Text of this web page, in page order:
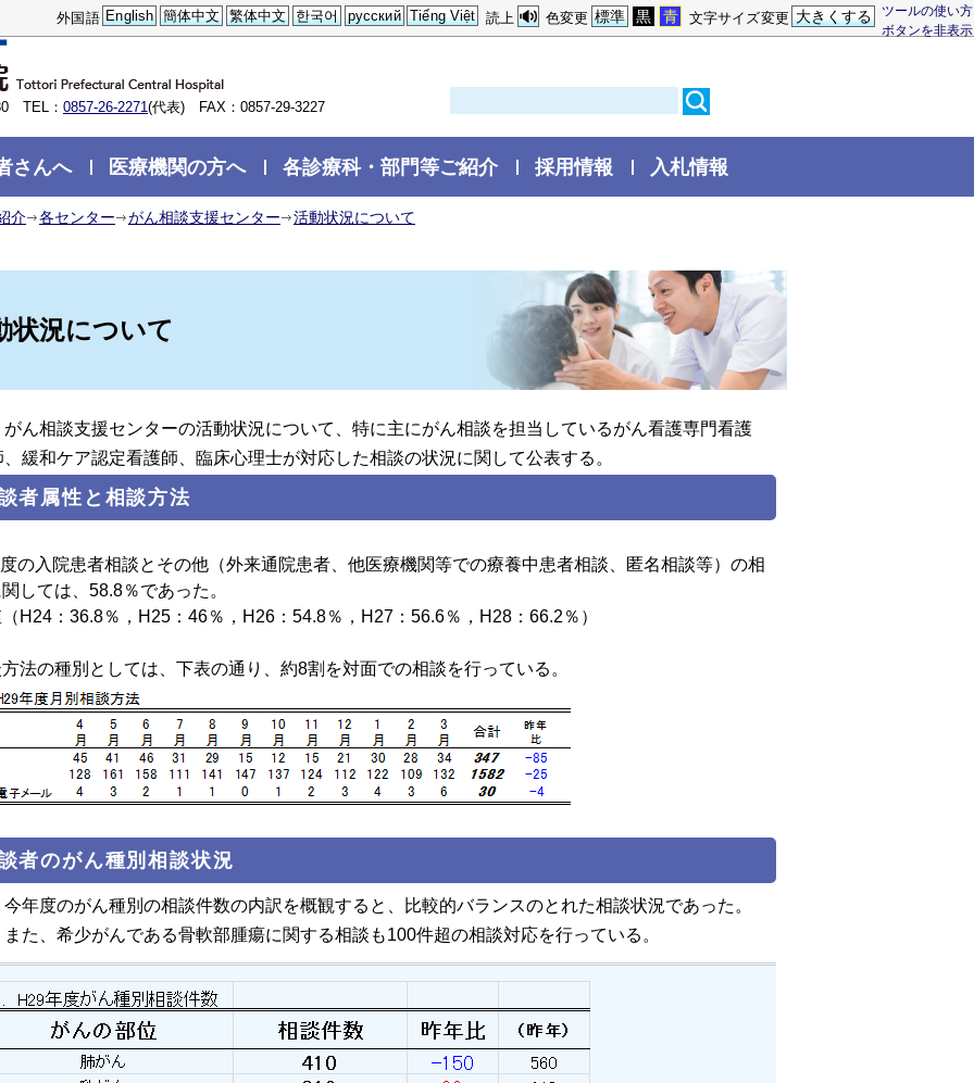
ツールの使い方
ボタンを非表示
文字サイズ変更 大きくする
色変更 標準 黒 青
読上
外国語 English 簡体中文 繁体中文 한국어 русский Tiếng Việt
TEL： 0857-26-2271 (代表) FAX：0857-29-3227
さんへ 医療機関の方へ 各診療科・部門等ご紹介 採用情報 入札情報
介 各センター がん相談支援センター 活動状況について
状況について
ん相談支援センターの活動状況について、特に主にがん相談を担当しているがん看護専門看護
、緩和ケア認定看護師、臨床心理士が対応した相談の状況に関して公表する。
者属性と相談方法
の入院患者相談とその他（外来通院患者、他医療機関等での療養中患者相談、匿名相談等）の相
しては、58.8％であった。
H24：36.8％，H25：46％，H26：54.8％，H27：56.6％，H28：66.2％）
の種別としては、下表の通り、約8割を対面での相談を行っている。
者のがん種別相談状況
年度のがん種別の相談件数の内訳を概観すると、比較的バランスのとれた相談状況であった。
た、希少がんである骨軟部腫瘍に関する相談も100件超の相談対応を行っている。